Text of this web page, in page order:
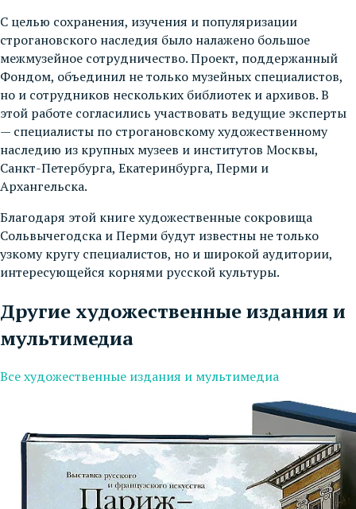
С целью сохранения, изучения и популяризации
строгановского наследия было налажено большое
межмузейное сотрудничество. Проект, поддержанный
Фондом, объединил не только музейных специалистов,
но и сотрудников нескольких библиотек и архивов. В
этой работе согласились участвовать ведущие эксперты
— специалисты по строгановскому художественному
наследию из крупных музеев и институтов Москвы,
Санкт-Петербурга, Екатеринбурга, Перми и
Архангельска.
Благодаря этой книге художественные сокровища
Сольвычегодска и Перми будут известны не только
узкому кругу специалистов, но и широкой аудитории,
интересующейся корнями русской культуры.
Другие художественные издания и
мультимедиа
Все художественные издания и мультимедиа